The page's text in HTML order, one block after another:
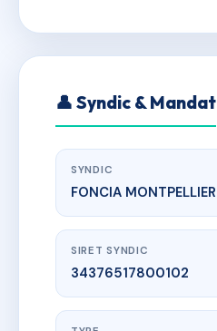
👤 Syndic & Mandat
SYNDIC
FONCIA MONTPELLIER
SIRET SYNDIC
34376517800102